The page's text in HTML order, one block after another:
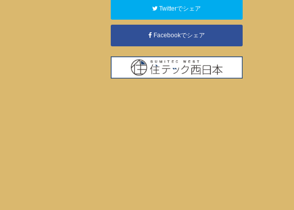
Twitterでシェア
Facebookでシェア